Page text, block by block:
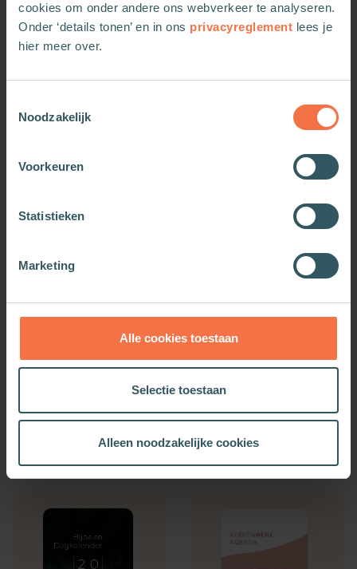
cookies om onder andere ons webverkeer te analyseren.
Onder ‘details tonen’ en in ons privacyreglement lees je
hier meer over.
Noodzakelijk
Voorkeuren
Statistieken
Marketing
Alle cookies toestaan
Selectie toestaan
Alleen noodzakelijke cookies
Meer van deze auteur
OOK INTERESSANT